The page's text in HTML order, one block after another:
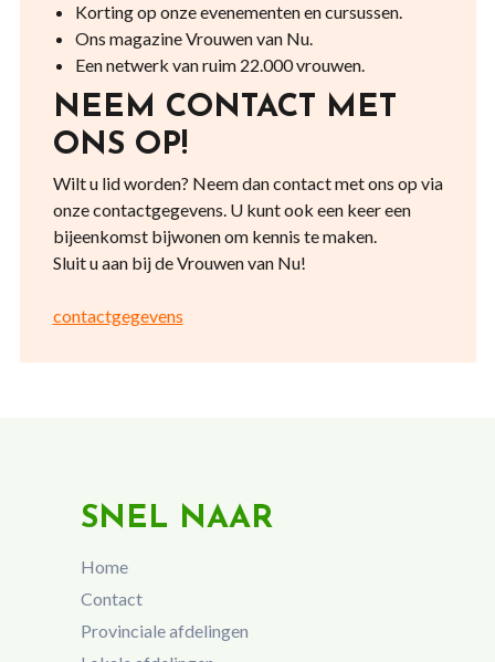
Korting op onze evenementen en cursussen.
Ons magazine Vrouwen van Nu.
Een netwerk van ruim 22.000 vrouwen.
NEEM CONTACT MET
ONS OP!
Wilt u lid worden? Neem dan contact met ons op via
onze contactgegevens. U kunt ook een keer een
bijeenkomst bijwonen om kennis te maken.
Sluit u aan bij de Vrouwen van Nu!
contactgegevens
SNEL NAAR
Home
Contact
Provinciale afdelingen